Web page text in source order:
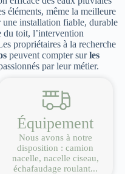
éléments, même la meilleure
installation fiable, durable
du toit, l’intervention
propriétaires à la recherche
peuvent compter surles
par leur métier.
Équipement
Nous avons à notre
disposition : camion
nacelle, nacelle ciseau,
échafaudage roulant...